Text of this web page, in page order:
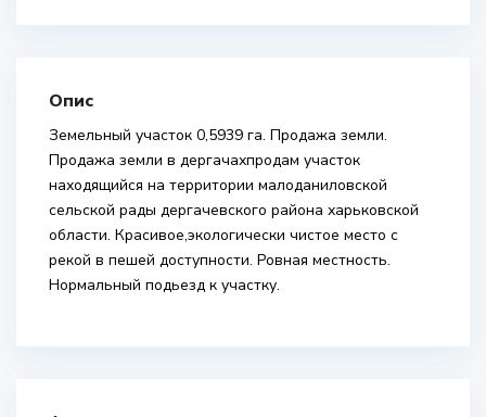
Опис
Земельный участок 0,5939 га. Продажа земли.
Продажа земли в дергачахпродам участок
находящийся на территории малоданиловской
сельской рады дергачевского района харьковской
области. Красивое,экологически чистое место с
рекой в пешей доступности. Ровная местность.
Нормальный подьезд к участку.